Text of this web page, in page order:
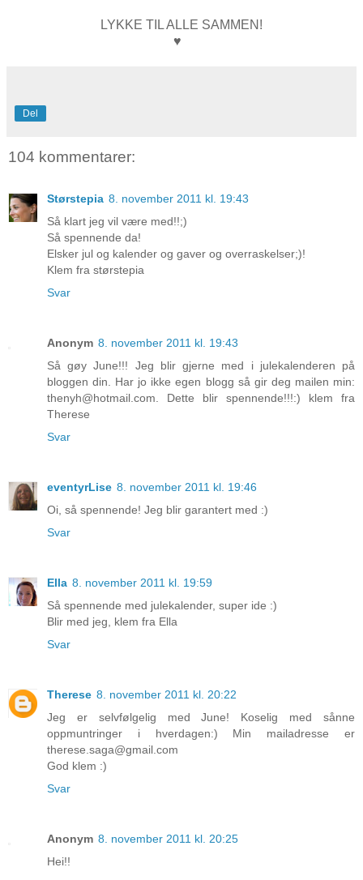
LYKKE TIL ALLE SAMMEN!
♥
Del
104 kommentarer:
Størstepia 8. november 2011 kl. 19:43
Så klart jeg vil være med!!;)
Så spennende da!
Elsker jul og kalender og gaver og overraskelser;)!
Klem fra størstepia
Svar
Anonym 8. november 2011 kl. 19:43
Så gøy June!!! Jeg blir gjerne med i julekalenderen på
bloggen din. Har jo ikke egen blogg så gir deg mailen min:
thenyh@hotmail.com. Dette blir spennende!!!:) klem fra
Therese
Svar
eventyrLise 8. november 2011 kl. 19:46
Oi, så spennende! Jeg blir garantert med :)
Svar
Ella 8. november 2011 kl. 19:59
Så spennende med julekalender, super ide :)
Blir med jeg, klem fra Ella
Svar
Therese 8. november 2011 kl. 20:22
Jeg er selvfølgelig med June! Koselig med sånne
oppmuntringer i hverdagen:) Min mailadresse er
therese.saga@gmail.com
God klem :)
Svar
Anonym 8. november 2011 kl. 20:25
Hei!!